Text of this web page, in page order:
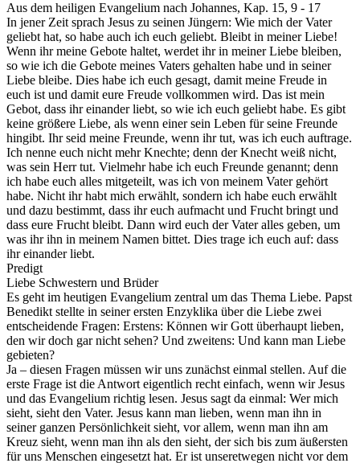
Aus dem heiligen Evangelium nach Johannes, Kap. 15, 9 - 17
In jener Zeit sprach Jesus zu seinen Jüngern: Wie mich der Vater
geliebt hat, so habe auch ich euch geliebt. Bleibt in meiner Liebe!
Wenn ihr meine Gebote haltet, werdet ihr in meiner Liebe bleiben,
so wie ich die Gebote meines Vaters gehalten habe und in seiner
Liebe bleibe. Dies habe ich euch gesagt, damit meine Freude in
euch ist und damit eure Freude vollkommen wird. Das ist mein
Gebot, dass ihr einander liebt, so wie ich euch geliebt habe. Es gibt
keine größere Liebe, als wenn einer sein Leben für seine Freunde
hingibt. Ihr seid meine Freunde, wenn ihr tut, was ich euch auftrage.
Ich nenne euch nicht mehr Knechte; denn der Knecht weiß nicht,
was sein Herr tut. Vielmehr habe ich euch Freunde genannt; denn
ich habe euch alles mitgeteilt, was ich von meinem Vater gehört
habe. Nicht ihr habt mich erwählt, sondern ich habe euch erwählt
und dazu bestimmt, dass ihr euch aufmacht und Frucht bringt und
dass eure Frucht bleibt. Dann wird euch der Vater alles geben, um
was ihr ihn in meinem Namen bittet. Dies trage ich euch auf: dass
ihr einander liebt.
Predigt
Liebe Schwestern und Brüder
Es geht im heutigen Evangelium zentral um das Thema Liebe. Papst
Benedikt stellte in seiner ersten Enzyklika über die Liebe zwei
entscheidende Fragen: Erstens: Können wir Gott überhaupt lieben,
den wir doch gar nicht sehen? Und zweitens: Und kann man Liebe
gebieten?
Ja – diesen Fragen müssen wir uns zunächst einmal stellen. Auf die
erste Frage ist die Antwort eigentlich recht einfach, wenn wir Jesus
und das Evangelium richtig lesen. Jesus sagt da einmal: Wer mich
sieht, sieht den Vater. Jesus kann man lieben, wenn man ihn in
seiner ganzen Persönlichkeit sieht, vor allem, wenn man ihn am
Kreuz sieht, wenn man ihn als den sieht, der sich bis zum äußersten
für uns Menschen eingesetzt hat. Er ist unseretwegen nicht vor dem